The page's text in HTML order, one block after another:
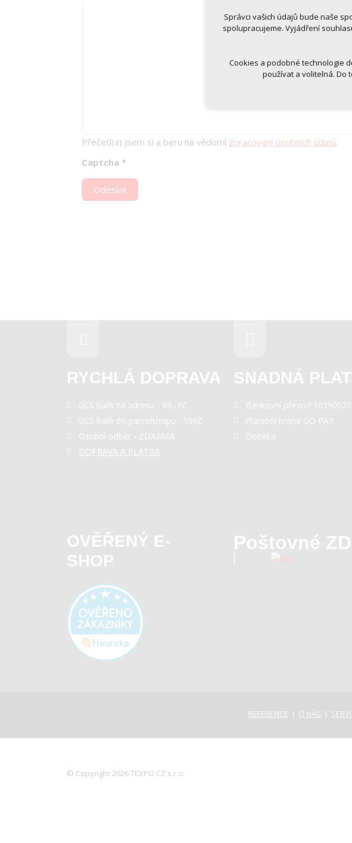
Přečetl(a) jsem si a beru na vědomí zpracování osobních údajů.
Captcha *
Odeslat
RYCHLÁ DOPRAVA
GLS balík na adresu - 99,-Kč
GLS balík do parcelshopu - 59Kč
Osobní odběr - ZDARMA
DOPRAVA A PLATBA
SNADNÁ
Bankovní převod
Platební brána GO PAY
Dobírka
OVĚŘENÝ E-
SHOP
Poštovné
REFERENCE O NÁS
© Copyright 2026 TEXPO CZ s.r.o.
analytická pro
marketingová cookies
Více
Správci vašich údajů bude naše
spolupracujeme. Vyjádření
Cookies a podobné technologie
používat a volitelná. Do